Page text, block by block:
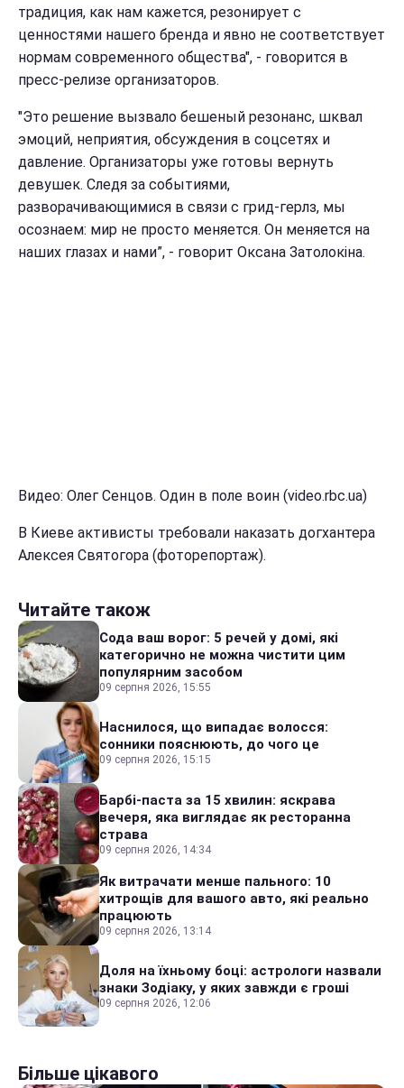
традиция, как нам кажется, резонирует с
ценностями нашего бренда и явно не соответствует
нормам современного общества", - говорится в
пресс-релизе организаторов.
"Это решение вызвало бешеный резонанс, шквал
эмоций, неприятия, обсуждения в соцсетях и
давление. Организаторы уже готовы вернуть
девушек. Следя за событиями,
разворачивающимися в связи с грид-герлз, мы
осознаем: мир не просто меняется. Он меняется на
наших глазах и нами”, - говорит Оксана Затолокіна.
Видео: Олег Сенцов. Один в поле воин (video.rbc.ua)
В Киеве активисты требовали наказать догхантера
Алексея Святогора (фоторепортаж).
Читайте також
Сода ваш ворог: 5 речей у домі, які
категорично не можна чистити цим
популярним засобом
09 серпня 2026, 15:55
Наснилося, що випадає волосся:
сонники пояснюють, до чого це
09 серпня 2026, 15:15
Барбі-паста за 15 хвилин: яскрава
вечеря, яка виглядає як ресторанна
страва
09 серпня 2026, 14:34
Як витрачати менше пального: 10
хитрощів для вашого авто, які реально
працюють
09 серпня 2026, 13:14
Доля на їхньому боці: астрологи назвали
знаки Зодіаку, у яких завжди є гроші
09 серпня 2026, 12:06
Більше цікавого